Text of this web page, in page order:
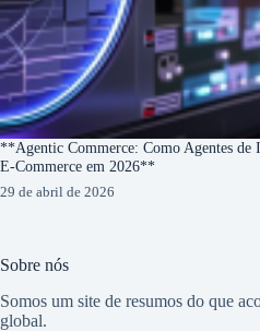
**Agentic Commerce: Como Agentes de
E-Commerce em 2026**
29 de abril de 2026
Sobre nós
Somos um site de resumos do que
global.